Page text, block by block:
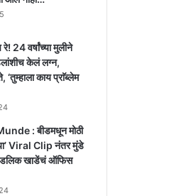
24 वर्षांच्या मुलीने
केलं लग्न,
‘तुम्हाला काय प्राॅब्लेम
: बीडमधून मोठी
Viral Clip नंतर मुंडे
खाडेंचं ऑफिस